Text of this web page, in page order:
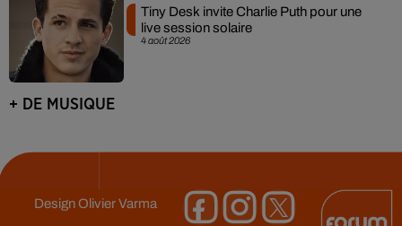
4 août 2026
Tiny Desk invite Charlie Puth pour une
live session solaire
+ DE MUSIQUE
DesignOlivier Varma